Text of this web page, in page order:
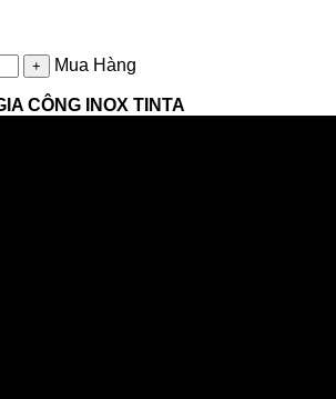
Mua Hàng
CÔNG INOX TINTA